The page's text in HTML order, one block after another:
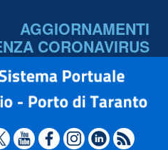
AGGIORNAMENTI
CORONAVIRUS